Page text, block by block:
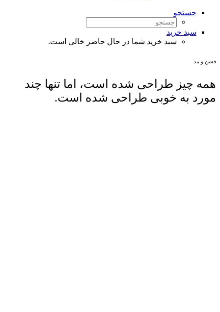
جستجو
سبد خرید
سبد خرید شما در حال حاضر خالی است.
فشن و مد
همه چیز طراحی شده است، اما تنها چند
مورد به خوبی طراحی شده است.